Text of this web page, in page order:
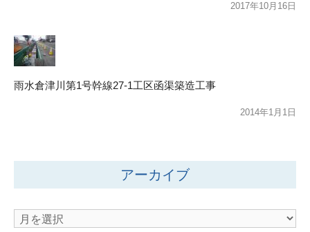
2017年10月16日
雨水倉津川第1号幹線27-1工区函渠築造工事
2014年1月1日
アーカイブ
ア